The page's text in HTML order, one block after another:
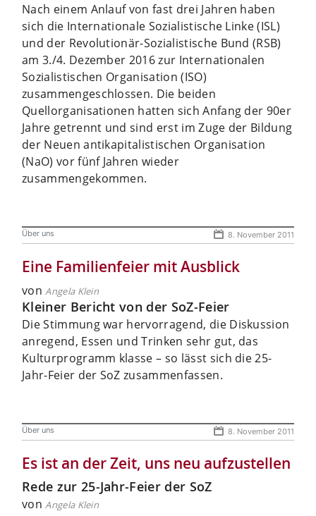
Nach einem Anlauf von fast drei Jahren haben
sich die Internationale Sozialistische Linke (ISL)
und der Revolutionär-Sozialistische Bund (RSB)
am 3./4. Dezember 2016 zur Internationalen
Sozialistischen Organisation (ISO)
zusammengeschlossen. Die beiden
Quellorganisationen hatten sich Anfang der 90er
Jahre getrennt und sind erst im Zuge der Bildung
der Neuen antikapitalistischen Organisation
(NaO) vor fünf Jahren wieder
zusammengekommen.
Über uns 8. November 2011
Eine Familienfeier mit Ausblick
vonAngela Klein
Kleiner Bericht von der SoZ-Feier
Die Stimmung war hervorragend, die Diskussion
anregend, Essen und Trinken sehr gut, das
Kulturprogramm klasse – so lässt sich die 25-
Jahr-Feier der SoZ zusammenfassen.
Über uns 8. November 2011
Es ist an der Zeit, uns neu aufzustellen
Rede zur 25-Jahr-Feier der SoZ
vonAngela Klein